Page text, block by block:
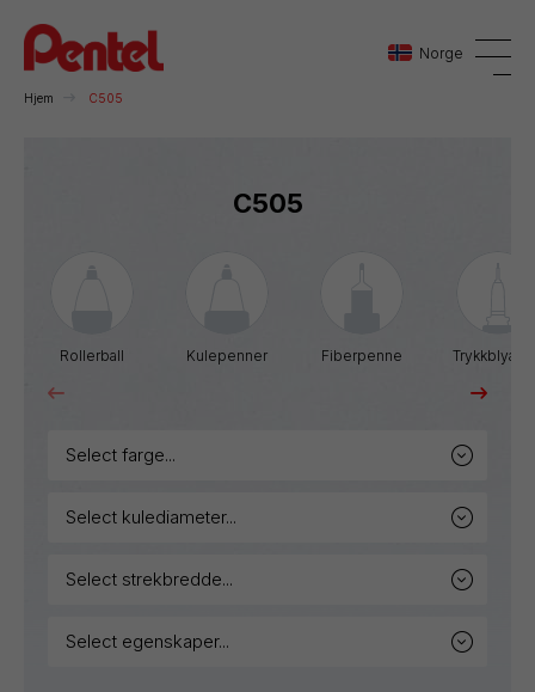
Norge
Hjem C505
C505
Rollerball Kulepenner Fiberpenne
select farge...
select kulediameter...
select strekbredde...
select egenskaper...